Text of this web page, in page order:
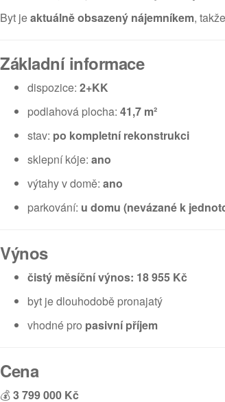
Byt jeaktuálně obsazený nájemníkem,
Základní informace
dispozice: 2+KK
podlahová plocha: 41,7 m²
stav: po kompletní rekonstrukci
sklepní kóje: ano
výtahy v domě: ano
parkování: u domu (nevázané k
Výnos
čistý měsíční výnos: 18 955 Kč
byt je dlouhodobě pronajatý
vhodné pro pasivní příjem
Cena
💰3 799 000 Kč